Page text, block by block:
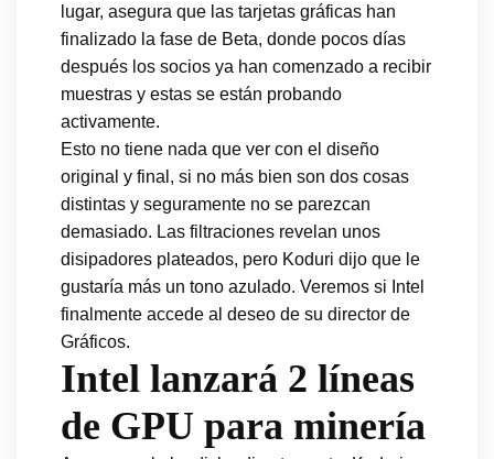
lugar, asegura que las tarjetas gráficas han
finalizado la fase de Beta, donde pocos días
después los socios ya han comenzado a recibir
muestras y estas se están probando
activamente.
Esto no tiene nada que ver con el diseño
original y final, si no más bien son dos cosas
distintas y seguramente no se parezcan
demasiado. Las filtraciones revelan unos
disipadores plateados, pero Koduri dijo que le
gustaría más un tono azulado. Veremos si Intel
finalmente accede al deseo de su director de
Gráficos.
Intel lanzará 2 líneas
de GPU para minería